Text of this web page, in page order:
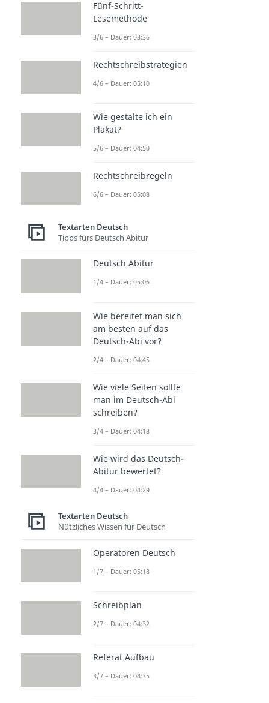
Fünf-Schritt-
Lesemethode
3/6 – Dauer: 03:36
Rechtschreibstrategien
4/6 – Dauer: 05:10
Wie gestalte ich ein
Plakat?
5/6 – Dauer: 04:50
Rechtschreibregeln
6/6 – Dauer: 05:08
Textarten Deutsch
Tipps fürs Deutsch Abitur
Deutsch Abitur
1/4 – Dauer: 05:06
Wie bereitet man sich
am besten auf das
Deutsch-Abi vor?
2/4 – Dauer: 04:45
Wie viele Seiten sollte
man im Deutsch-Abi
schreiben?
3/4 – Dauer: 04:18
Wie wird das Deutsch-
Abitur bewertet?
4/4 – Dauer: 04:29
Textarten Deutsch
Nützliches Wissen für Deutsch
Operatoren Deutsch
1/7 – Dauer: 05:18
Schreibplan
2/7 – Dauer: 04:32
Referat Aufbau
3/7 – Dauer: 04:35